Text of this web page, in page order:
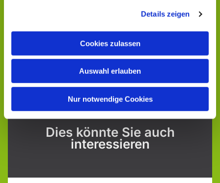
Details zeigen
Cookies zulassen
Auswahl erlauben
Nur notwendige Cookies
Dies könnte Sie auch
interessieren